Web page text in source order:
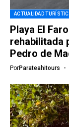
ACTUALIDAD
Playa El
rehabilitada
Pedro de
PorParateahitours